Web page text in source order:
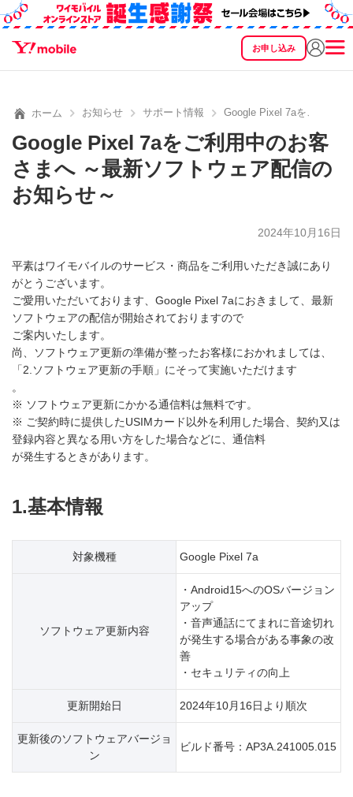
お申し込み
SEARCH
ホーム お知らせ サポート情報 Google Pixel 7aをご利用中
Google Pixel 7aをご利用中のお客
さまへ ～最新ソフトウェア配信の
お知らせ～
2024年10月16日
平素はワイモバイルのサービス・商品をご利用いただき誠にあり
がとうございます。
ご愛用いただいております、Google Pixel 7aにおきまして、最新
ソフトウェアの配信が開始されておりますので
ご案内いたします。
尚、ソフトウェア更新の準備が整ったお客様におかれましては、
「2.ソフトウェア更新の手順」にそって実施いただけます
。
※ ソフトウェア更新にかかる通信料は無料です。
※ ご契約時に提供したUSIMカード以外を利用した場合、契約又は
登録内容と異なる用い方をした場合などに、通信料
が発生するときがあります。
1.基本情報
対象機種 Google Pixel 7a
ソフトウェア更新内容
・Android15へのOSバージョン
アップ
・音声通話にてまれに音途切れ
が発生する場合がある事象の改
善
・セキュリティの向上
更新開始日 2024年10月16日より順次
更新後のソフトウェアバージョ
ン
ビルド番号：AP3A.241005.015